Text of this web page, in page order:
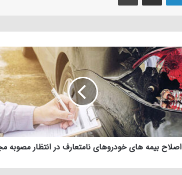
اصلاح بیمه های خودروهای نامتعارف در انتظار مصوبه